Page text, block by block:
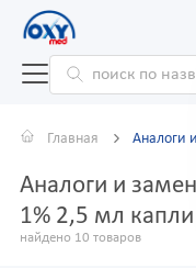
Главная Аналоги
Аналоги и
1% 2,5 мл
найдено 10 товаров